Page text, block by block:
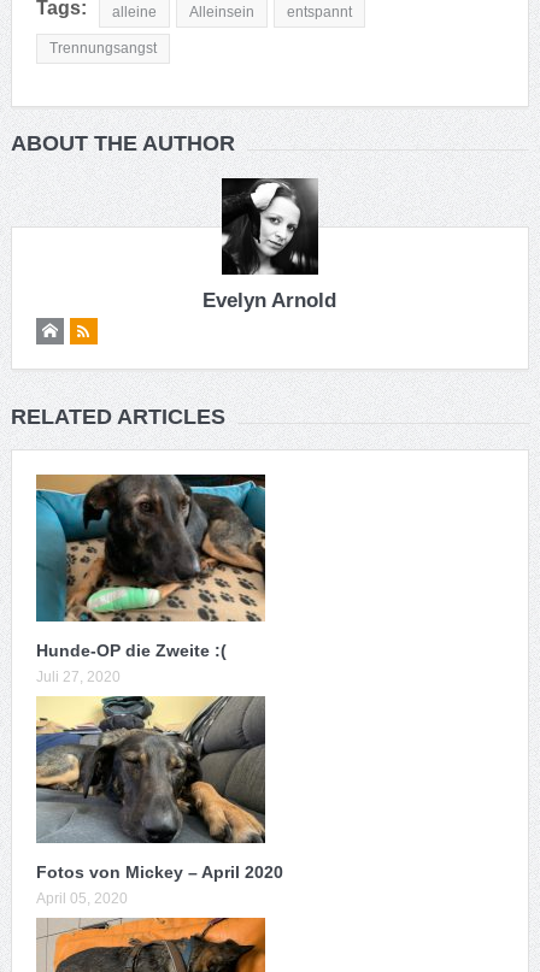
Tags: alleine Alleinsein entspannt
Trennungsangst
ABOUT THE AUTHOR
Evelyn Arnold
RELATED ARTICLES
Hunde-OP die Zweite :(
Juli 27, 2020
Fotos von Mickey – April 2020
April 05, 2020